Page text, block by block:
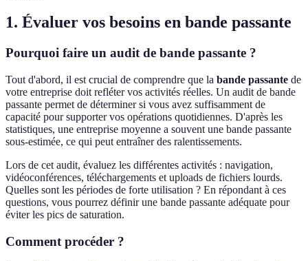
1. Évaluer vos besoins en bande passante
Pourquoi faire un audit de bande passante ?
Tout d'abord, il est crucial de comprendre que la bande passante de
votre entreprise doit refléter vos activités réelles. Un audit de bande
passante permet de déterminer si vous avez suffisamment de
capacité pour supporter vos opérations quotidiennes. D'après les
statistiques, une entreprise moyenne a souvent une bande passante
sous-estimée, ce qui peut entraîner des ralentissements.
Lors de cet audit, évaluez les différentes activités : navigation,
vidéoconférences, téléchargements et uploads de fichiers lourds.
Quelles sont les périodes de forte utilisation ? En répondant à ces
questions, vous pourrez définir une bande passante adéquate pour
éviter les pics de saturation.
Comment procéder ?